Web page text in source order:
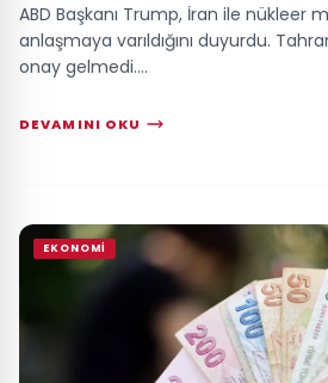
ABD Başkanı Trump, İran ile nükleer
anlaşmaya varıldığını duyurdu.
onay gelmedi....
DEVAMINI OKU
EKONOMI